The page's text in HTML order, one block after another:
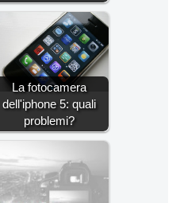
La fotocamera
dell'iphone 5: quali
problemi?